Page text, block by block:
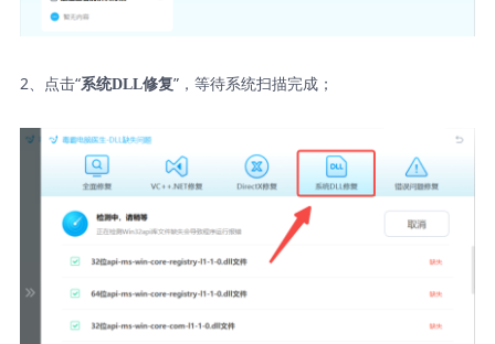
2、点击“系统DLL修复”，等待系统扫描完成；